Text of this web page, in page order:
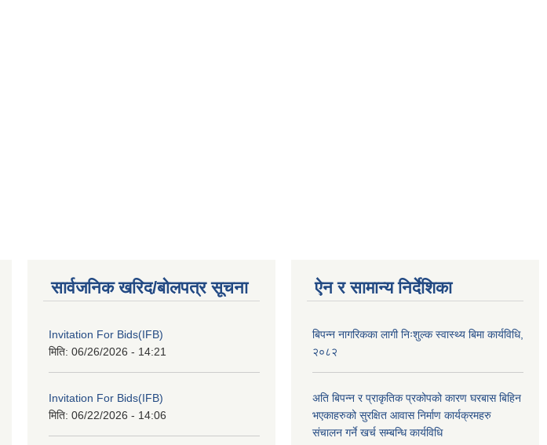
सार्वजनिक खरिद/बोलपत्र सूचना
Invitation For Bids(IFB)
मिति: 06/26/2026 - 14:21
Invitation For Bids(IFB)
मिति: 06/22/2026 - 14:06
ऐन र सामान्य निर्देशिका
बिपन्न नागरिकका लागी निःशुल्क स्वास्थ्य बिमा कार्यविधि,
२०८२
अति बिपन्न र प्राकृतिक प्रकोपको कारण घरबास बिहिन
भएकाहरुको सुरक्षित आवास निर्माण कार्यक्रमहरु
संचालन गर्ने खर्च सम्बन्धि कार्यविधि